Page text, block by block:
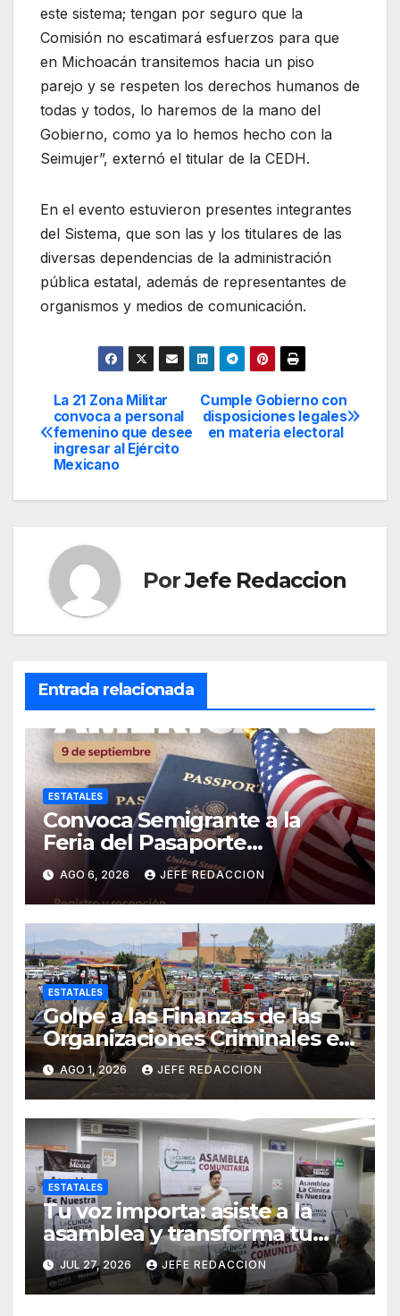
este sistema; tengan por seguro que la
Comisión no escatimará esfuerzos para que
en Michoacán transitemos hacia un piso
parejo y se respeten los derechos humanos de
todas y todos, lo haremos de la mano del
Gobierno, como ya lo hemos hecho con la
Seimujer”, externó el titular de la CEDH.
En el evento estuvieron presentes integrantes
del Sistema, que son las y los titulares de las
diversas dependencias de la administración
pública estatal, además de representantes de
organismos y medios de comunicación.
Navegación
de
Cumple Gobierno con
disposiciones legales
en materia electoral
La 21 Zona Militar
convoca a personal
femenino que desee
ingresar al Ejército
Mexicano
PorJefe Redaccion
Entrada relacionada
ESTATALES
Convoca Semigrante a la
Feria del Pasaporte
Estadounidense 2026
AGO 6, 2026 JEFE REDACCION
ESTATALES
Golpe a las Finanzas de las
Organizaciones Criminales en
Operativos
Interinstitucionales
AGO 1, 2026 JEFE REDACCION
ESTATALES
Tu voz importa: asiste a la
asamblea y transforma tu
clínica del IMSS-Bienestar
JUL 27, 2026 JEFE REDACCION